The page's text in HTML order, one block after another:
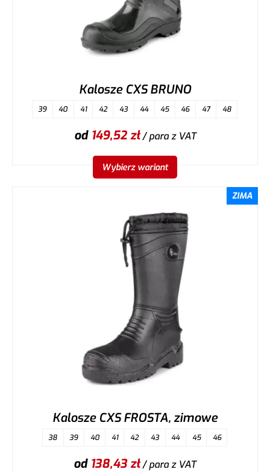
Kalosze CXS BRUNO
39 40 41 42 43 44 45 46 47 48
od 149,52zł/ paraz VAT
Wybierz wariant
ZIMA
Kalosze CXS FROSTA, zimowe
38 39 40 41 42 43 44 45 46
od 138,43zł/ paraz VAT